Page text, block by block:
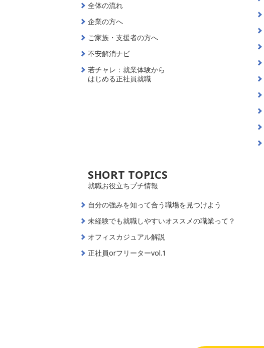
全体の流れ
企業の方へ
ご家族・支援者の方へ
不安解消ナビ
若チャレ：就業体験から
はじめる正社員就職
SHORT TOPICS
就職お役立ちプチ情報
自分の強みを知って合う職場を見つけよう
未経験でも就職しやすいオススメの職業って？
オフィスカジュアル解説
正社員orフリーターvol.1